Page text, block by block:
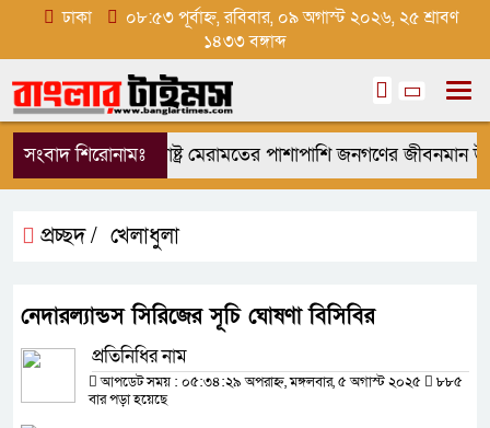
ঢাকা
০৮:৫৩ পূর্বাহ্ন, রবিবার, ০৯ অগাস্ট ২০২৬, ২৫ শ্রাবণ
১৪৩৩ বঙ্গাব্দ
সংবাদ শিরোনামঃরাষ্ট্র মেরামতের পাশাপাশি জনগণের জীবনমান
প্রচ্ছদ / খেলাধুলা
নেদারল্যান্ডস সিরিজের সূচি ঘোষণা বিসিবির
প্রতিনিধির নাম
আপডেট সময় : ০৫:৩৪:২৯ অপরাহ্ন, মঙ্গলবার, ৫ অগাস্ট ২০২৫
৮৮৫
বার পড়া হয়েছে